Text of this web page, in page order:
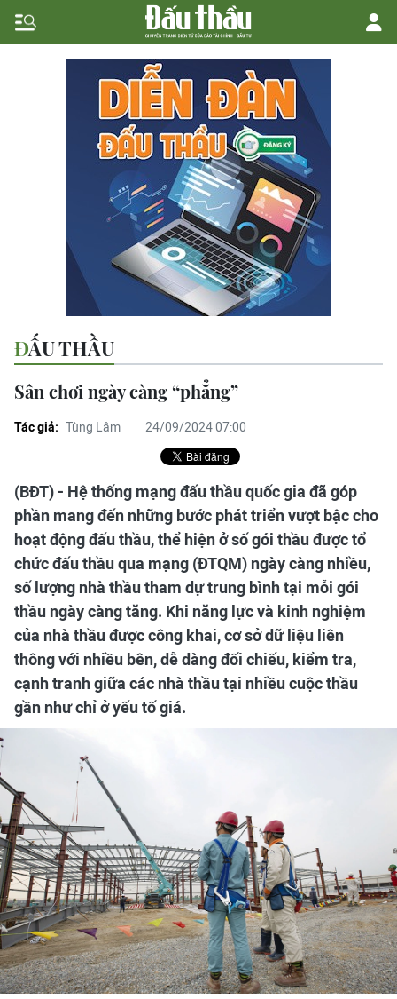
ĐẤU THẦU
Sân chơi ngày càng “phẳng”
Tác giả: Tùng Lâm 24/09/2024 07:00
(BĐT) - Hệ thống mạng đấu thầu quốc gia đã góp
phần mang đến những bước phát triển vượt bậc cho
hoạt động đấu thầu, thể hiện ở số gói thầu được tổ
chức đấu thầu qua mạng (ĐTQM) ngày càng nhiều,
số lượng nhà thầu tham dự trung bình tại mỗi gói
thầu ngày càng tăng. Khi năng lực và kinh nghiệm
của nhà thầu được công khai, cơ sở dữ liệu liên
thông với nhiều bên, dễ dàng đối chiếu, kiểm tra,
cạnh tranh giữa các nhà thầu tại nhiều cuộc thầu
gần như chỉ ở yếu tố giá.